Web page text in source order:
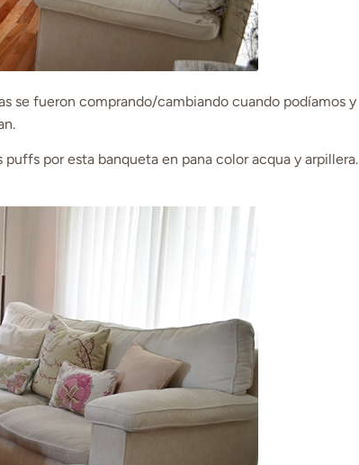
se fueron comprando/cambiando cuando podíamos y
por esta banqueta en pana color acqua y arpillera.